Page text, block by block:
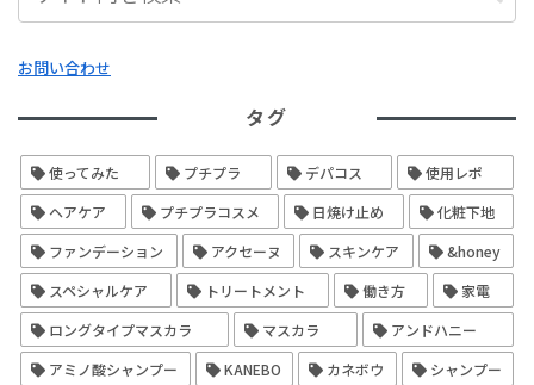
お問い合わせ
タグ
使ってみた プチプラ デパコス
使用レポ
ヘアケア
プチプラコスメ 日焼け止め
化粧下地
ファンデーション
アクセーヌ スキンケア
&honey
スペシャルケア
トリートメント 働き方
家電
ロングタイプマスカラ
マスカラ
アンドハニー
アミノ酸シャンプー
KANEBO カネボウ
シャンプー